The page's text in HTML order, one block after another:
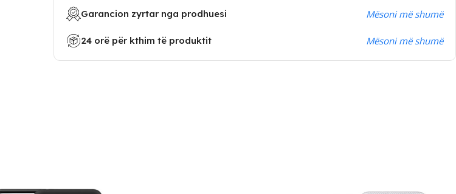
Garancion zyrtar nga prodhuesi Mësoni më shumë
24 orë për kthim të produktit Mësoni më shumë